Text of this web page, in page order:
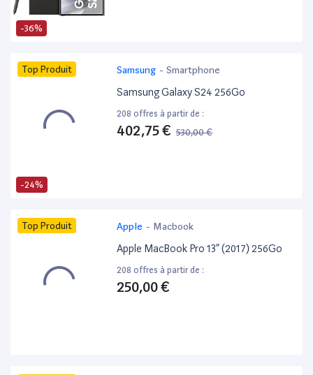
-36%
-24%
Top Produit Samsung - Smartphone
Samsung Galaxy S24 256Go
208 offres à partir de :
402,75 € 530,00 €
Top Produit Apple - Macbook
Apple MacBook Pro 13” (2017) 256Go
208 offres à partir de :
250,00 €